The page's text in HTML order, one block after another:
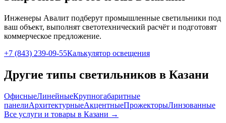
Инженеры Авалит подберут промышленные светильники под
ваш объект, выполнят светотехнический расчёт и подготовят
коммерческое предложение.
+7 (843) 239-09-55Калькулятор освещения
Другие типы светильников в Казани
ОфисныеЛинейныеКрупногабаритные
панелиАрхитектурныеАкцентныеПрожекторыЛинзованные
Все услуги и товары в Казани →